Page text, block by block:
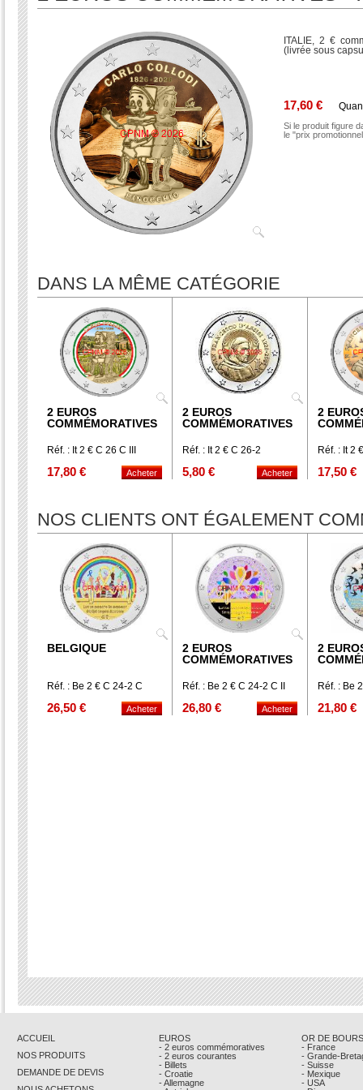
ITALIE, 2 €
(livrée sous
17,60 €
Si le produit figure
le "prix
DANS LA MÊME CATÉGORIE
2 EUROS
COMMÉMORATIVES
Réf. : It 2 € C 26 C III
17,80 €
2 EUROS
COMMÉMORATIVES
Réf. : It 2 € C 26-2
5,80 €
2
Réf. : It 2
17,50 €
NOS CLIENTS ONT ÉGALEMENT
BELGIQUE
Réf. : Be 2 € C 24-2 C
26,50 €
2 EUROS
COMMÉMORATIVES
Réf. : Be 2 € C 24-2 C II
26,80 €
2
Réf. : Be
21,80 €
ACCUEIL
NOS PRODUITS
DEMANDE DE DEVIS
EUROS
- 2 euros commémoratives
- 2 euros courantes
- Billets
- Croatie
- Allemagne
OR DE
- France
- Grande-
- Suisse
- Mexique
- USA